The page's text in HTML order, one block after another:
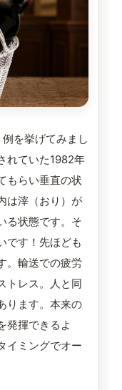
を挙げてみまし
れていた1982年
もらい垂直の状
は滓（おり）が
る状態です。そ
です！先ほども
。輸送での疲労
トレス。人と同
ります。本来の
発揮できるよ
イミングでオー